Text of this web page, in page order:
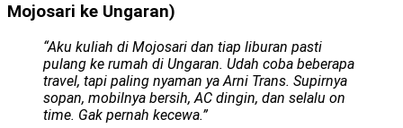
Mojosari ke Ungaran)
“Aku kuliah di Mojosari dan tiap liburan pasti
pulang ke rumah di Ungaran. Udah coba beberapa
travel, tapi paling nyaman ya Arni Trans. Supirnya
sopan, mobilnya bersih, AC dingin, dan selalu on
time. Gak pernah kecewa.”